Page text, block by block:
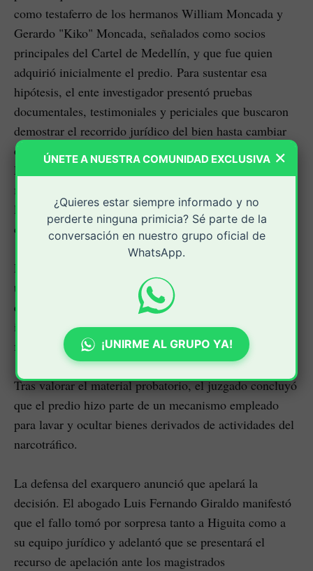
como testaferro de los hermanos William Moncada y
Gerardo "Kiko" Moncada, señalados como socios
principales del Cartel de Medellín, y que fue quien
adquirió inicialmente el predio. Para sustentar esa
hipótesis, el ente investigador presentó pruebas
documentales, testimoniales y periciales que buscaron
demostrar el recorrido jurídico del bien hasta cambiar
de propietarios.
Entre los elementos evaluados por el despacho judicial
figuró un análisis grafológico que determinó que una de
las firmas consignadas en una escritura pública no
correspondía a una firma auténtica.
La investigación también reconstruyó las sucesivas
transferencias de dominio del inmueble, procedimiento
que permitió establecer cómo la propiedad terminó
inscrita a nombre del exfutbolista y de uno de sus
familiares.
Tras valorar el material probatorio, el juzgado concluyó
que el predio hizo parte de un mecanismo empleado
para lavar y ocultar bienes derivados de actividades del
narcotráfico.
La defensa del exarquero anunció que apelará la
decisión. El abogado Luis Fernando Giraldo manifestó
que el fallo tomó por sorpresa tanto a Higuita como a
su equipo jurídico y adelantó que se presentará el
recurso de apelación ante los magistrados
×
ÚNETE A NUESTRA COMUNIDAD EXCLUSIVA
¿Quieres estar siempre informado y no
perderte ninguna primicia? Sé parte de la
conversación en nuestro grupo oficial de
WhatsApp.
¡UNIRME AL GRUPO YA!